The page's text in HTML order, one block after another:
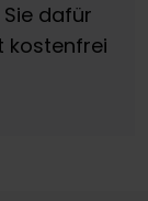
Sie dafür
kostenfrei